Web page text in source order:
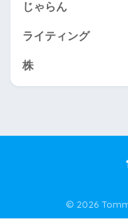
じゃらん
ライティング
株
© 2026